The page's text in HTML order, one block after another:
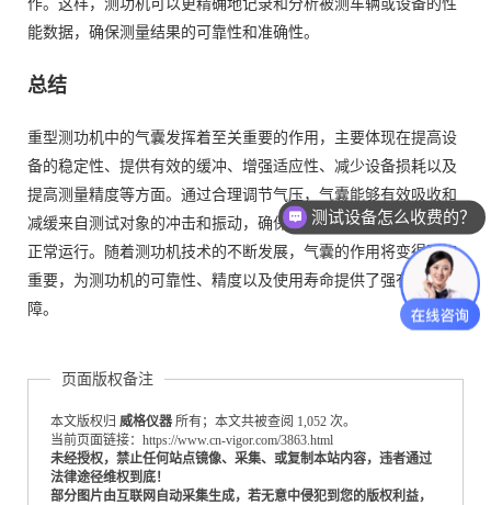
作。这样，测功机可以更精确地记录和分析被测车辆或设备的性
能数据，确保测量结果的可靠性和准确性。
总结
重型测功机中的气囊发挥着至关重要的作用，主要体现在提高设
备的稳定性、提供有效的缓冲、增强适应性、减少设备损耗以及
提高测量精度等方面。通过合理调节气压，气囊能够有效吸收和
减缓来自测试对象的冲击和振动，确保测功机在各种工况下都能
正常运行。随着测功机技术的不断发展，气囊的作用将变得更加
重要，为测功机的可靠性、精度以及使用寿命提供了强有力的保
障。
页面版权备注
本文版权归 威格仪器 所有；本文共被查阅 1,052 次。
当前页面链接：https://www.cn-vigor.com/3863.html
未经授权，禁止任何站点镜像、采集、或复制本站内容，违者通过
法律途径维权到底！
部分图片由互联网自动采集生成，若无意中侵犯到您的版权利益，
测试设备怎么收费的？